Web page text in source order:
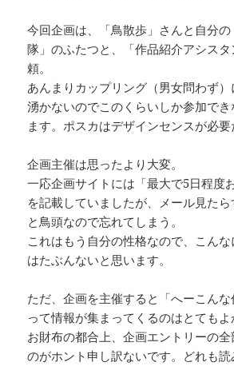
今回企画は、「鳥散歩」さんと自分
隊」のふたつと、「作品紹介アシス
頼。
あんまりカップリング（男女問わず
湧かないのでこのくらいしか参加で
ます。ポスカはデザインセンスが必要
企画主催は思ったより大変。
一応企画サイトには「最大で5日程度
を記載していましたが、メール見た
と鳥頭なので忘れてしまう。
これはもう自分の性格なので、こん
はたぶんないと思います。
ただ、企画を主催すると「へーこんな
って情報が集まってくるのはとてもよ
お財布の都合上、企画エントリーの
のがホント申し訳ないです。どれも